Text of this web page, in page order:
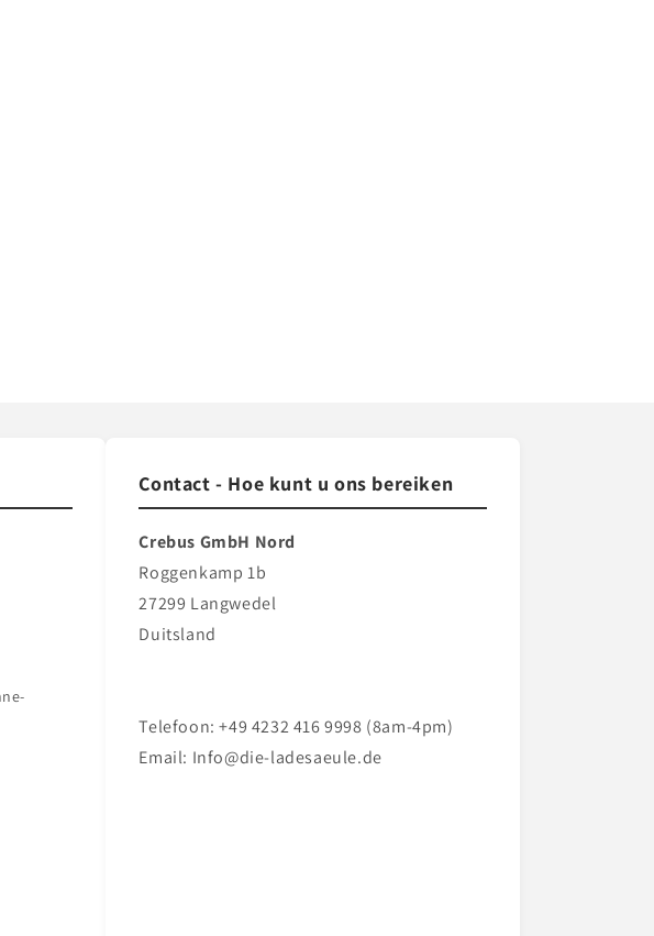
Contact - Hoe kunt u ons bereiken
Crebus GmbH Nord
Roggenkamp 1b
27299 Langwedel
Duitsland
Telefoon: +49 4232 416 9998 (8am-4pm)
Email: Info@die-ladesaeule.de